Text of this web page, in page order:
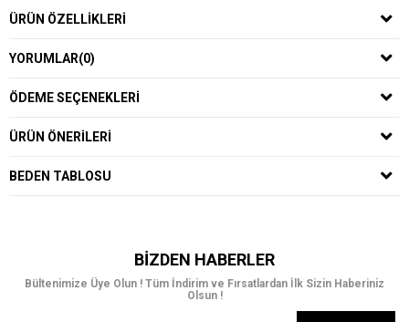
ÜRÜN ÖZELLIKLERI
YORUMLAR(0)
ÖDEME SEÇENEKLERI
ÜRÜN ÖNERILERI
BEDEN TABLOSU
BIZDEN HABERLER
Bültenimize Üye Olun ! Tüm İndirim ve Fırsatlardan İlk Sizin Haberiniz
Olsun !